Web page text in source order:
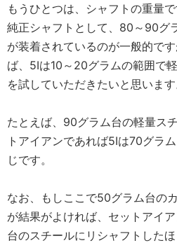
もうひとつは、シャフトの重量
純正シャフトとして、80～90グ
が装着されているのが一般的で
ば、5Iは10～20グラムの範囲で
を試していただきたいと思います
たとえば、90グラム台の軽量ス
トアイアンであれば5Iは70グラ
じです。
なお、もしここで50グラム台の
が結果がよければ、セットアイ
台のスチールにリシャフトした